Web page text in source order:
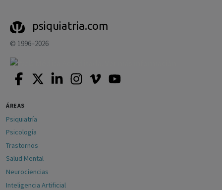
psiquiatria.com
© 1996–2026
ÁREAS
Psiquiatría
Psicología
Trastornos
Salud Mental
Neurociencias
Inteligencia Artificial